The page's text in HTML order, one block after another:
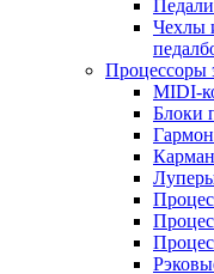
Чехлы
Процессоры
MIDI-
Блоки